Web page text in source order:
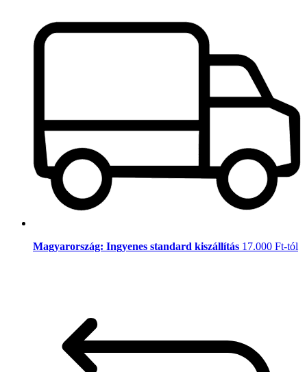
Magyarország: Ingyenes standard kiszállítás 17.000 Ft-tól